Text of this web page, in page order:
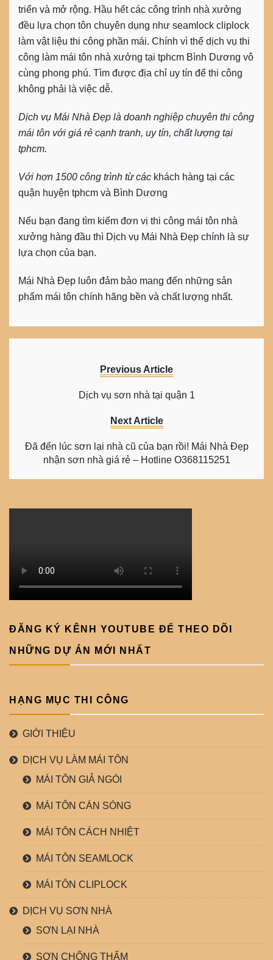
triển và mở rộng. Hầu hết các công trình nhà xưởng
đều lựa chọn tôn chuyên dụng như seamlock cliplock
làm vật liệu thi công phần mái. Chính vì thế dịch vụ thi
công làm mái tôn nhà xưởng tại tphcm Bình Dương vô
cùng phong phú. Tìm được địa chỉ uy tín để thi công
không phải là việc dễ.
Dịch vụ Mái Nhà Đẹp là doanh nghiệp chuyên thi công
mái tôn với giá rẻ cạnh tranh, uy tín, chất lượng tại
tphcm.
Với hơn 1500 công trình từ các khách hàng tại các
quận huyện tphcm và Bình Dương
Nếu bạn đang tìm kiếm đơn vị thi công mái tôn nhà
xưởng hàng đầu thì Dịch vụ Mái Nhà Đẹp chính là sự
lựa chọn của bạn.
Mái Nhà Đẹp luôn đảm bảo mang đến những sản
phẩm mái tôn chính hãng bền và chất lượng nhất.
Previous Article
Dịch vụ sơn nhà tại quận 1
Next Article
Đã đến lúc sơn lại nhà cũ của bạn rồi! Mái Nhà Đẹp
nhận sơn nhà giá rẻ – Hotline O368115251
ĐĂNG KÝ KÊNH YOUTUBE ĐỂ THEO DÕI
NHỮNG DỰ ÁN MỚI NHẤT
HẠNG MỤC THI CÔNG
GIỚI THIỆU
DỊCH VỤ LÀM MÁI TÔN
MÁI TÔN GIẢ NGÓI
MÁI TÔN CÁN SÓNG
MÁI TÔN CÁCH NHIỆT
MÁI TÔN SEAMLOCK
MÁI TÔN CLIPLOCK
DỊCH VỤ SƠN NHÀ
SƠN LẠI NHÀ
SƠN CHỐNG THẤM